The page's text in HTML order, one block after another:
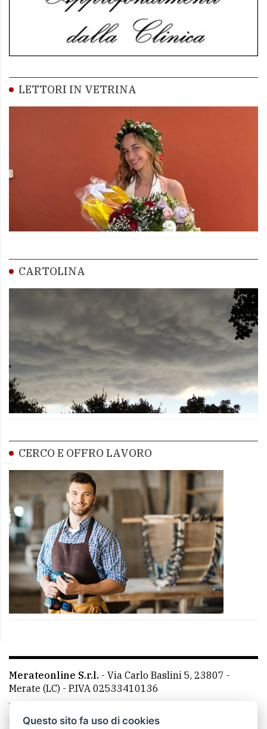
LETTORI IN VETRINA
CARTOLINA
CERCO E OFFRO LAVORO
Merateonline S.r.l. - Via Carlo Baslini 5, 23807 -
Merate (LC) - P.IVA 02533410136
Telefono:
mail: redazione@merateonline.it
Questo sito fa uso di cookies